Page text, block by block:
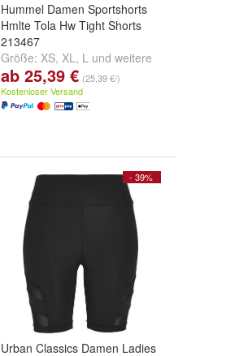
Hummel Damen Sportshorts
Hmlte Tola Hw Tight Shorts
213467
Größe: XS, XL, L und weitere
...
ab 25,39 € (25,39 €/)
Kostenloser Versand
- 39%
Urban Classics Damen Ladies